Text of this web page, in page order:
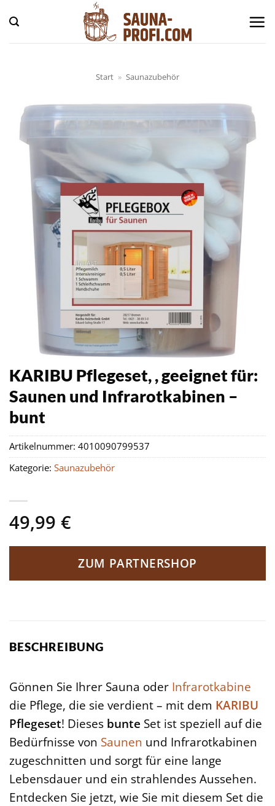
Inhalt
springen
Start » Saunazubehör
KARIBU Pflegeset, , geeignet für:
Saunen und Infrarotkabinen –
bunt
49,99 €
ZUM PARTNERSHOP
Artikelnummer: 4010090799537
Kategorie: Saunazubehör
BESCHREIBUNG
Gönnen Sie Ihrer Sauna oder Infrarotkabine
die Pflege, die sie verdient – mit dem KARIBU
Pflegeset! Dieses bunte Set ist speziell auf die
Bedürfnisse von Saunen und Infrarotkabinen
zugeschnitten und sorgt für eine lange
Lebensdauer und ein strahlendes Aussehen.
Entdecken Sie jetzt, wie Sie mit diesem Set die